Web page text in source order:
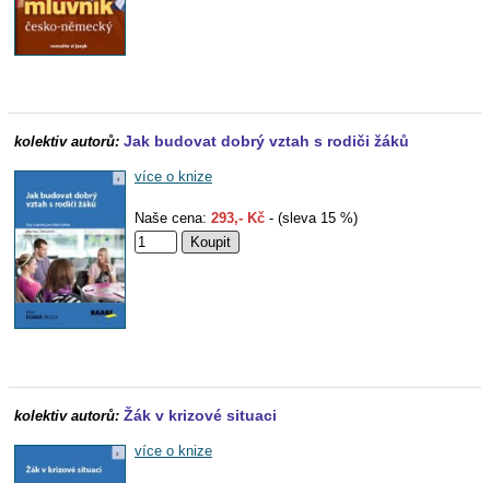
kolektiv autorů: Jak budovat dobrý vztah s rodiči žáků
více o knize
Naše cena: 293,- Kč - (sleva 15 %)
kolektiv autorů: Žák v krizové situaci
více o knize